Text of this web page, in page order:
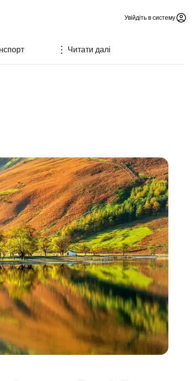
Увійдіть в систему
Читати далі